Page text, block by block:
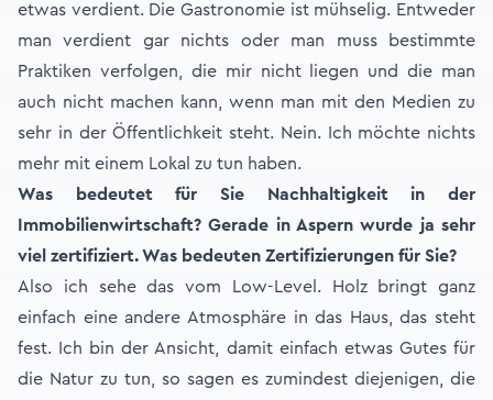
etwas verdient. Die Gastronomie ist mühselig. Entweder
man verdient gar nichts oder man muss bestimmte
Praktiken verfolgen, die mir nicht liegen und die man
auch nicht machen kann, wenn man mit den Medien zu
sehr in der Öffentlichkeit steht. Nein. Ich möchte nichts
mehr mit einem Lokal zu tun haben.
Was bedeutet für Sie Nachhaltigkeit in der
Immobilienwirtschaft? Gerade in Aspern wurde ja sehr
viel zertifiziert. Was bedeuten Zertifizierungen für Sie?
Also ich sehe das vom Low-Level. Holz bringt ganz
einfach eine andere Atmosphäre in das Haus, das steht
fest. Ich bin der Ansicht, damit einfach etwas Gutes für
die Natur zu tun, so sagen es zumindest diejenigen, die